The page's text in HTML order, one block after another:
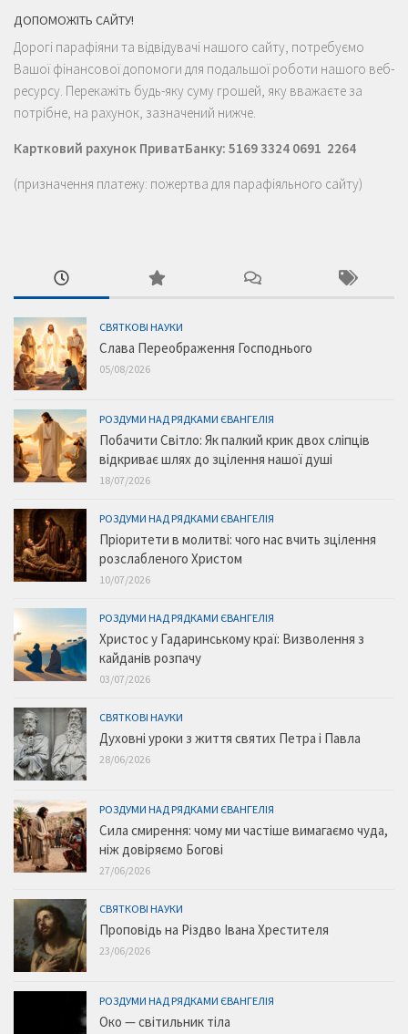
ДОПОМОЖІТЬ САЙТУ!
Дорогі парафіяни та відвідувачі нашого сайту, потребуємо
Вашої фінансової допомоги для подальшої роботи нашого веб-
ресурсу. Перекажіть будь-яку суму грошей, яку вважаєте за
потрібне, на рахунок, зазначений нижче.
Картковий рахунок ПриватБанку: 5169 3324 0691 2264
(призначення платежу: пожертва для парафіяльного сайту)
СВЯТКОВІ НАУКИ
Слава Переображення Господнього
05/08/2026
РОЗДУМИ НАД РЯДКАМИ ЄВАНГЕЛІЯ
Побачити Світло: Як палкий крик двох сліпців
відкриває шлях до зцілення нашої душі
18/07/2026
РОЗДУМИ НАД РЯДКАМИ ЄВАНГЕЛІЯ
Пріоритети в молитві: чого нас вчить зцілення
розслабленого Христом
10/07/2026
РОЗДУМИ НАД РЯДКАМИ ЄВАНГЕЛІЯ
Христос у Гадаринському краї: Визволення з
кайданів розпачу
03/07/2026
СВЯТКОВІ НАУКИ
Духовні уроки з життя святих Петра і Павла
28/06/2026
РОЗДУМИ НАД РЯДКАМИ ЄВАНГЕЛІЯ
Сила смирення: чому ми частіше вимагаємо чуда,
ніж довіряємо Богові
27/06/2026
СВЯТКОВІ НАУКИ
Проповідь на Різдво Івана Хрестителя
23/06/2026
РОЗДУМИ НАД РЯДКАМИ ЄВАНГЕЛІЯ
Око — світильник тіла